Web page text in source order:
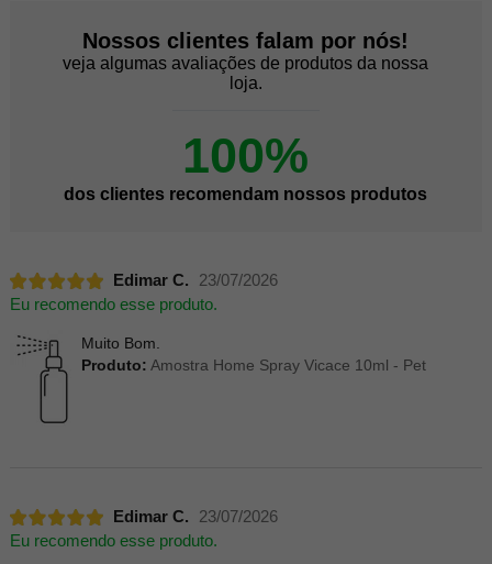
Nossos clientes falam por nós!
veja algumas avaliações de produtos da nossa
loja.
100%
dos clientes recomendam nossos produtos
Edimar C.
23/07/2026
Eu recomendo esse produto.
Muito Bom.
Produto: Amostra Home Spray Vicace 10ml - Pet
Edimar C.
23/07/2026
Eu recomendo esse produto.